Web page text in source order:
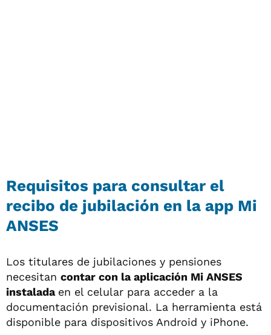
Requisitos para consultar el
recibo de jubilación en la app Mi
ANSES
Los titulares de jubilaciones y pensiones
necesitan contar con la aplicación Mi ANSES
instalada en el celular para acceder a la
documentación previsional. La herramienta está
disponible para dispositivos Android y iPhone.